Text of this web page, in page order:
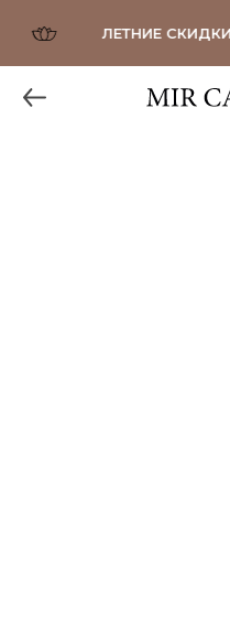
ЛЕТНИЕ СКИДКИ